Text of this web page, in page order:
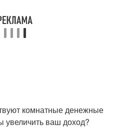
комнатные денежные
увеличить ваш доход?